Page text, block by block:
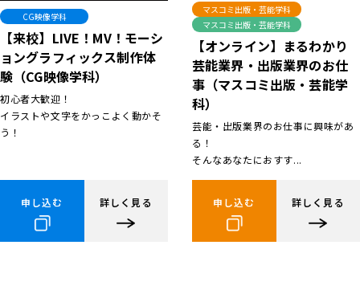
CG映像学科
【来校】LIVE！MV！モーシ
ョングラフィックス制作体
験（CG映像学科）
初心者大歓迎！
イラストや文字をかっこよく動かそ
う！
申し込む 詳しく見る
マスコミ出版・芸能学科
マスコミ出版・芸能学科
【オンライン】まるわかり
芸能業界・出版業界のお仕
事（マスコミ出版・芸能学
科）
芸能・出版業界のお仕事に興味があ
る！
そんなあなたにおすす...
申し込む 詳しく見る